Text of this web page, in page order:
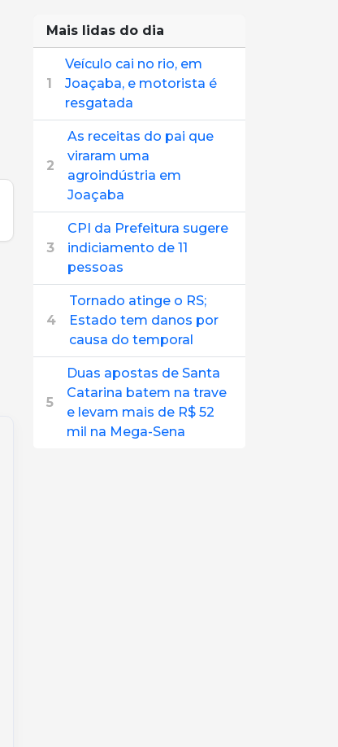
Mais lidas do dia
1
Veículo cai no rio, em
Joaçaba, e motorista é
resgatada
2
As receitas do pai que
viraram uma
agroindústria em
Joaçaba
3
CPI da Prefeitura sugere
indiciamento de 11
pessoas
4
Tornado atinge o RS;
Estado tem danos por
causa do temporal
5
Duas apostas de Santa
Catarina batem na trave
e levam mais de R$ 52
mil na Mega-Sena